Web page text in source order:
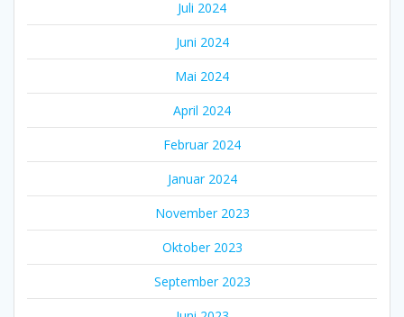
Juli 2024
Juni 2024
Mai 2024
April 2024
Februar 2024
Januar 2024
November 2023
Oktober 2023
September 2023